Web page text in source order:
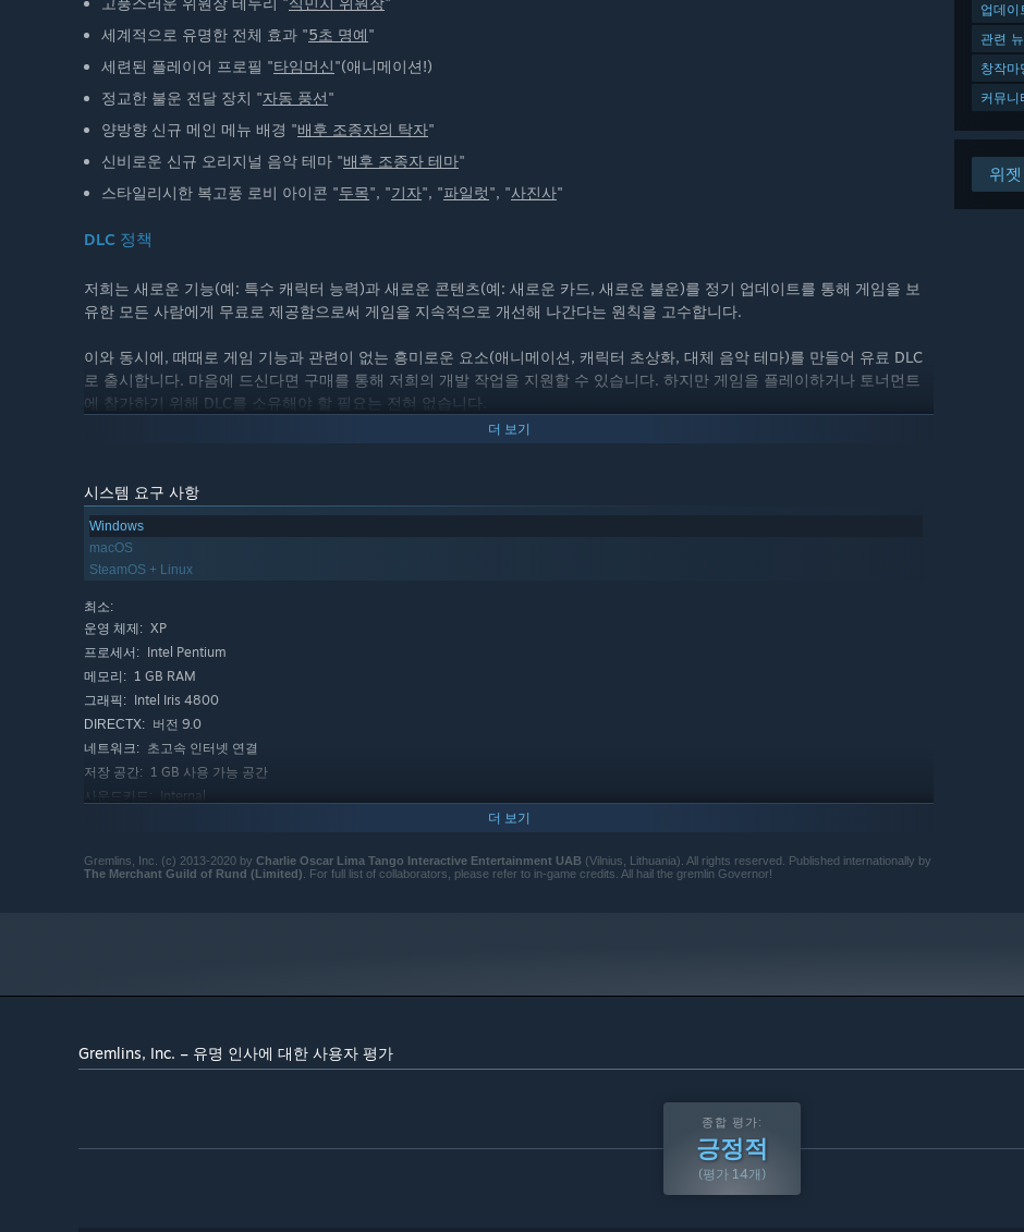
업데이
관련
창작마
커뮤니
위
세계적으로 유명한 전체 효과 "5초 명예"
세련된 플레이어 프로필 "타임머신"(애니메이션!)
정교한 불운 전달 장치 "자동 풍선"
양방향 신규 메인 메뉴 배경 "배후 조종자의 탁자"
신비로운 신규 오리지널 음악 테마 "배후 조종자 테마"
스타일리시한 복고풍 로비 아이콘 "두목", "기자", "파일럿", "사진사"
DLC 정책
저희는 새로운 기능(예: 특수 캐릭터 능력)과 새로운 콘텐츠(예: 새로운 카드, 새로운 불운)를 정기 업데이트를 통해 게임을 보
유한 모든 사람에게 무료로 제공함으로써 게임을 지속적으로 개선해 나간다는 원칙을 고수합니다.
이와 동시에, 때때로 게임 기능과 관련이 없는 흥미로운 요소(애니메이션, 캐릭터 초상화, 대체 음악 테마)를 만들어 유료 DLC
로 출시합니다. 마음에 드신다면 구매를 통해 저희의 개발 작업을 지원할 수 있습니다. 하지만 게임을 플레이하거나 토너먼트
에 참가하기 위해 DLC를 소유해야 할 필요는 전혀 없습니다.
더 보기
시스템 요구 사항
Windows
macOS
SteamOS + Linux
최소:
운영 체제: XP
프로세서: Intel Pentium
메모리: 1 GB RAM
그래픽: Intel Iris 4800
DIRECTX: 버전 9.0
네트워크: 초고속 인터넷 연결
저장 공간: 1 GB 사용 가능 공간
사운드카드: Internal
Automatons.
DIRECTX: 버전 9.0
저장 공간: 1 GB 사용 가능 공간
사운드카드: Internal
더 보기
Gremlins, Inc. (c) 2013-2020 by Charlie Oscar Lima Tango Interactive Entertainment UAB (Vilnius, Lithuania). All rights reserved. Published internationally by
The Merchant Guild of Rund (Limited) . For full list of collaborators, please refer to in-game credits. All hail the gremlin Governor!
Gremlins, Inc. – 유명 인사에 대한 사용자 평가
종합 평가:
긍정적
(평가 14개)